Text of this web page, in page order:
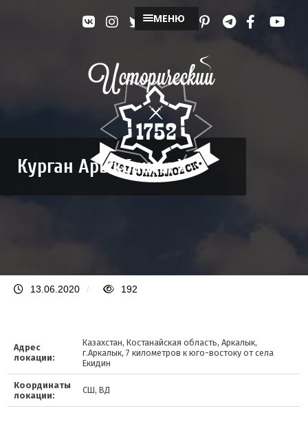
МЕНЮ
Курган Арыкбаксы X
13.06.2020 / 192
Адрес
локации:
Казахстан, Костанайская область, Аркалык,
г.Аркалык, 7 километров к юго-востоку от села
Екидин
Координаты
локации:
СШ, ВД